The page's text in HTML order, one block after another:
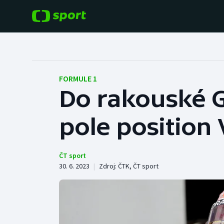
Hokej
Tenis
Cyklistika
Baseball a softbal
Basketbal
Boby a skeleton
FORMULE 1
Do rakouské
pole position
ČT sport
30. 6. 2023 | Zdroj: ČTK, ČT sport